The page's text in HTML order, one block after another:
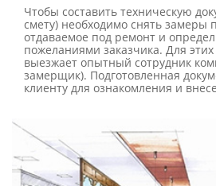
Чтобы составить техническую
смету) необходимо снять замеры
отдаваемое под ремонт и
пожеланиями заказчика. Для
выезжает опытный сотрудник
замерщик). Подготовленная
клиенту для ознакомления и